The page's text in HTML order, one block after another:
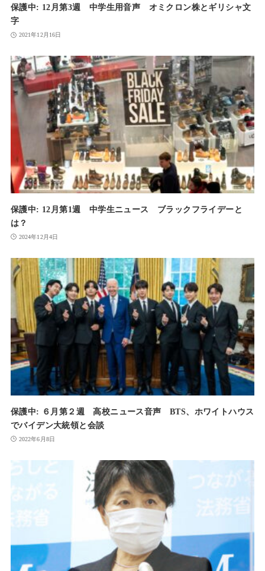
保護中: 12月第3週 中学生用音声 オミクロン株とギリシャ文
字
2021年12月16日
保護中: 12月第1週 中学生ニュース ブラックフライデーと
は？
2024年12月4日
保護中: ６月第２週 高校ニュース音声 BTS、ホワイトハウス
でバイデン大統領と会談
2022年6月8日